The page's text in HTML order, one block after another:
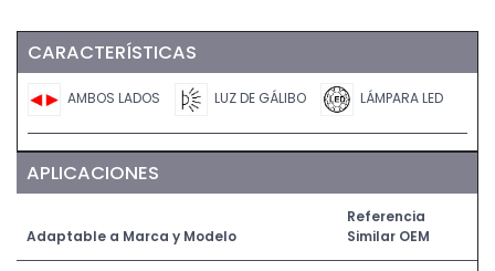
CARACTERÍSTICAS
AMBOS LADOS LUZ DE GÁLIBO LÁMPARA LED
APLICACIONES
Adaptable a Marca y Modelo
Referencia
Similar OEM